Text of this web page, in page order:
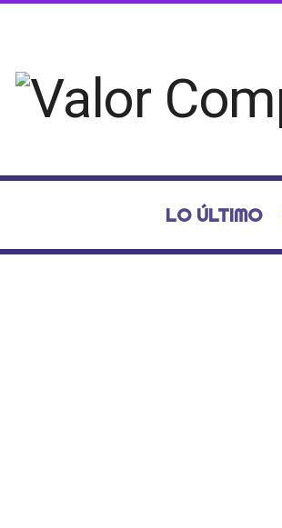
LO ÚLTIMO